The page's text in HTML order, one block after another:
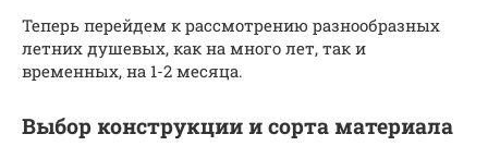
Теперь перейдем к рассмотрению разнообразных
летних душевых, как на много лет, так и
временных, на 1-2 месяца.
Выбор конструкции и сорта материала